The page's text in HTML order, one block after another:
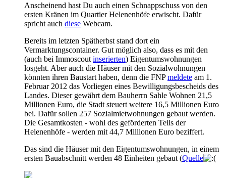
Anscheinend hast Du auch einen Schnappschuss von den
ersten Kränen im Quartier Helenenhöfe erwischt. Dafür
spricht auch diese Webcam.
Bereits im letzten Spätherbst stand dort ein
Vermarktungscontainer. Gut möglich also, dass es mit den
(auch bei Immoscout inserierten) Eigentumswohnungen
losgeht. Aber auch die Häuser mit den Sozialwohnungen
könnten ihren Baustart haben, denn die FNPmeldete am 1.
Februar 2012 das Vorliegen eines Bewilligungsbescheids des
Landes. Dieser gewährt dem Bauherrn Sahle Wohnen 21,5
Millionen Euro, die Stadt steuert weitere 16,5 Millionen Euro
bei. Dafür sollen 257 Sozialmietwohnungen gebaut werden.
Die Gesamtkosten - wohl des geförderten Teils der
Helenenhöfe - werden mit 44,7 Millionen Euro beziffert.
Das sind die Häuser mit den Eigentumswohnungen, in einem
ersten Bauabschnitt werden 48 Einheiten gebaut (Quelle